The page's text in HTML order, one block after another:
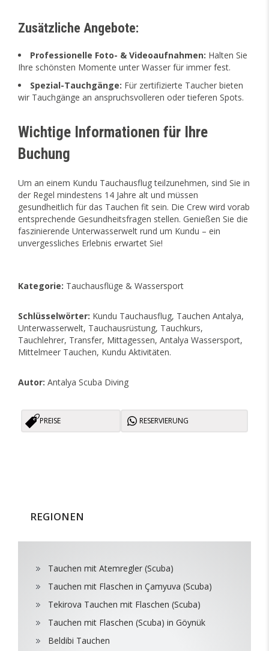
Zusätzliche Angebote:
Professionelle Foto- & Videoaufnahmen: Halten Sie
Ihre schönsten Momente unter Wasser für immer fest.
Spezial-Tauchgänge: Für zertifizierte Taucher bieten
wir Tauchgänge an anspruchsvolleren oder tieferen Spots.
Wichtige Informationen für Ihre
Buchung
Um an einem Kundu Tauchausflug teilzunehmen, sind Sie in
der Regel mindestens 14 Jahre alt und müssen
gesundheitlich für das Tauchen fit sein. Die Crew wird vorab
entsprechende Gesundheitsfragen stellen. Genießen Sie die
faszinierende Unterwasserwelt rund um Kundu – ein
unvergessliches Erlebnis erwartet Sie!
Kategorie: Tauchausflüge & Wassersport
Schlüsselwörter: Kundu Tauchausflug, Tauchen Antalya,
Unterwasserwelt, Tauchausrüstung, Tauchkurs,
Tauchlehrer, Transfer, Mittagessen, Antalya Wassersport,
Mittelmeer Tauchen, Kundu Aktivitäten.
Autor: Antalya Scuba Diving
PREISE RESERVIERUNG
REGIONEN
Tauchen mit Atemregler (Scuba)
Tauchen mit Flaschen in Çamyuva (Scuba)
Tekirova Tauchen mit Flaschen (Scuba)
Tauchen mit Flaschen (Scuba) in Göynük
Beldibi Tauchen